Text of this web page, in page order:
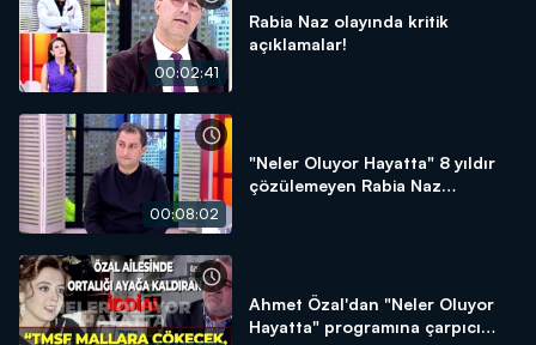
00:02:41
Rabia Naz olayında kritik
açıklamalar!
00:08:02
"Neler Oluyor Hayatta" 8 yıldır
çözülemeyen Rabia Naz
Ahmet Özal'dan "Neler Oluyor
Hayatta" programına çarpıcı